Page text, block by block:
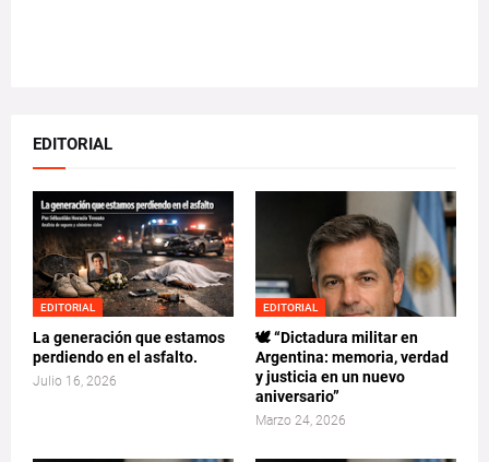
EDITORIAL
EDITORIAL
La generación que estamos
perdiendo en el asfalto.
Julio 16, 2026
EDITORIAL
🕊️ “Dictadura militar en
Argentina: memoria, verdad
y justicia en un nuevo
aniversario”
Marzo 24, 2026